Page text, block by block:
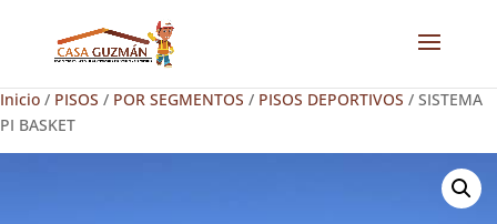
Inicio / PISOS / POR SEGMENTOS / PISOS DEPORTIVOS / SISTEMA
PI BASKET